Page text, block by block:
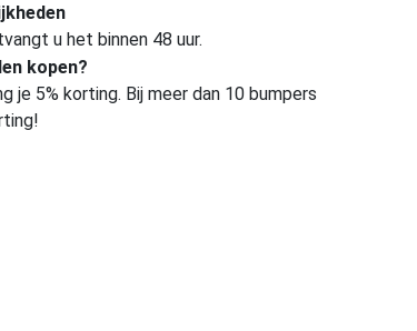
u het binnen 48 uur.
kopen?
je 5% korting. Bij meer dan 10 bumpers